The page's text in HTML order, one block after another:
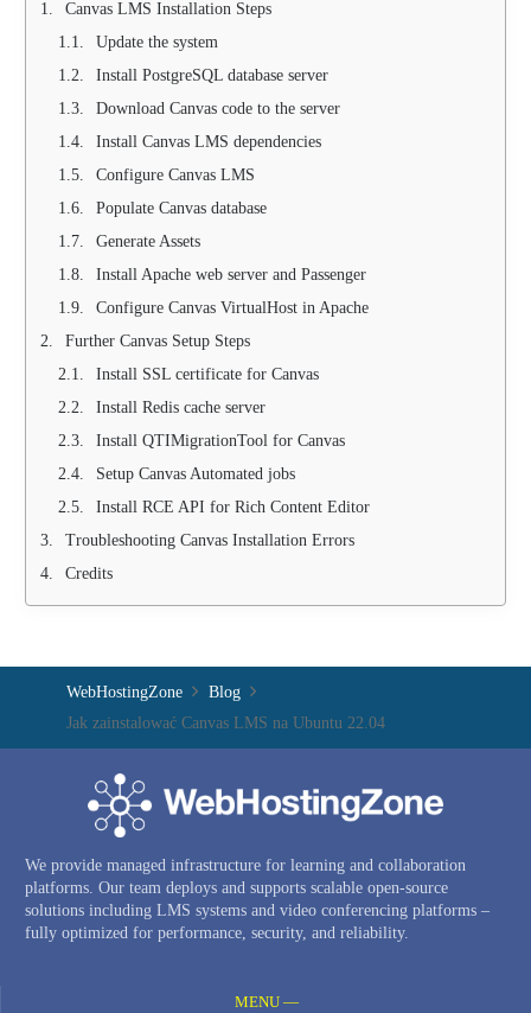
Canvas LMS Installation Steps
Update the system
Install PostgreSQL database server
Download Canvas code to the server
Install Canvas LMS dependencies
Configure Canvas LMS
Populate Canvas database
Generate Assets
Install Apache web server and Passenger
Configure Canvas VirtualHost in Apache
Further Canvas Setup Steps
Install SSL certificate for Canvas
Install Redis cache server
Install QTIMigrationTool for Canvas
Setup Canvas Automated jobs
Install RCE API for Rich Content Editor
Troubleshooting Canvas Installation Errors
Credits
WebHostingZone
Blog
Jak zainstalować Canvas LMS na Ubuntu 22.04
We provide managed infrastructure for learning and collaboration
platforms. Our team deploys and supports scalable open-source
solutions including LMS systems and video conferencing platforms –
fully optimized for performance, security, and reliability.
MENU —